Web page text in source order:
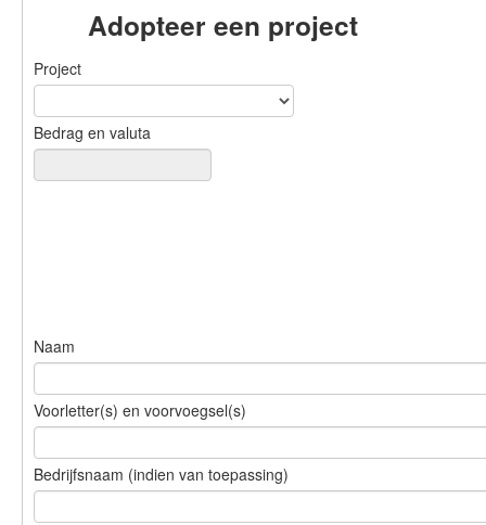
Adopteer een project
Project
Bedrag en valuta
Naam
Voorletter(s) en voorvoegsel(s)
Bedrijfsnaam (indien van toepassing)